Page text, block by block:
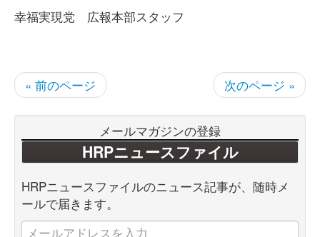
幸福実現党 広報本部スタッフ
« 前のページ 次のページ »
メールマガジンの登録
HRPニュースファイル
HRPニュースファイルのニュース記事が、随時メ
ールで届きます。